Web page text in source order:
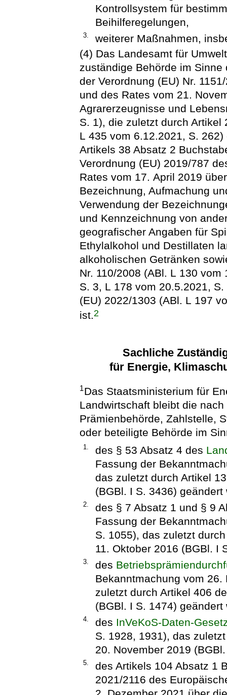
Kontrollsystem für
Beihilferegelungen,
3.
weiterer Maßnahmen,
(4) Das Landesamt für
zuständige Behörde im
der Verordnung (EU) Nr.
und des Rates vom 21.
Agrarerzeugnisse und
S. 1), die zuletzt durch Artikel
L 435 vom 6.12.2021, S.
Artikels 38 Absatz 2
Verordnung (EU) 2019/787
Rates vom 17. April 2019
Bezeichnung, Aufmachung
Verwendung der
und Kennzeichnung von
geografischer Angaben für
Ethylalkohol und Destillaten
alkoholischen Getränken
Nr. 110/2008 (ABl. L 130
S. 3, L 178 vom 20.5.2021,
(EU) 2022/1303 (ABl. L 197
ist.2
Sachliche
für Energie,
1Das Staatsministerium für
Landwirtschaft bleibt die
Prämienbehörde, Zahlstelle,
oder beteiligte Behörde im
1. des § 53 Absatz 4 des
Fassung der
das zuletzt durch Artikel
(BGBl. I S. 3436) geändert
2.
des § 7 Absatz 1 und § 9
Fassung der
S. 1055), das zuletzt
11. Oktober 2016 (BGBl. I
3. des
Bekanntmachung vom
zuletzt durch Artikel 406
(BGBl. I S. 1474) geändert
4. des InVeKoS-Daten-
S. 1928, 1931), das
20. November 2019
5.
des Artikels 104 Absatz 1
2021/2116 des